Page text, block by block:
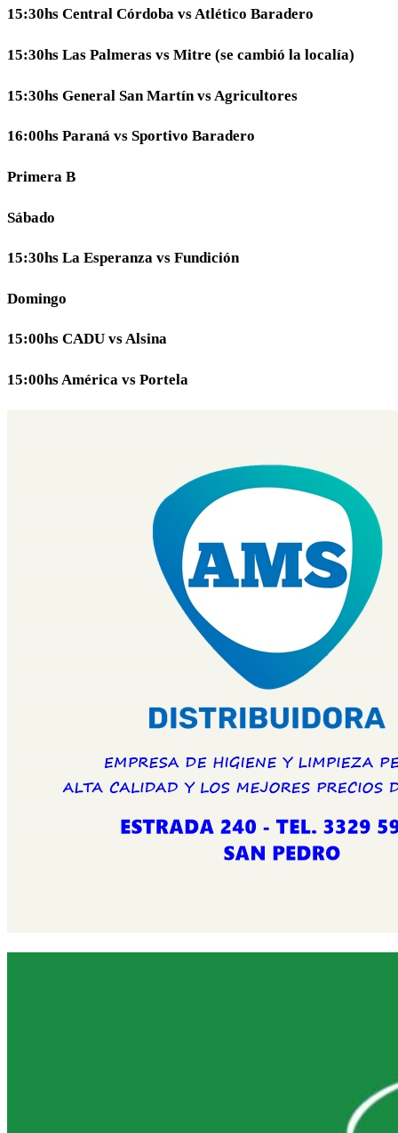
15:30hs Central Córdoba vs Atlético Baradero
15:30hs Las Palmeras vs Mitre (se cambió la localía)
15:30hs General San Martín vs Agricultores
16:00hs Paraná vs Sportivo Baradero
Primera B
Sábado
15:30hs La Esperanza vs Fundición
Domingo
15:00hs CADU vs Alsina
15:00hs América vs Portela